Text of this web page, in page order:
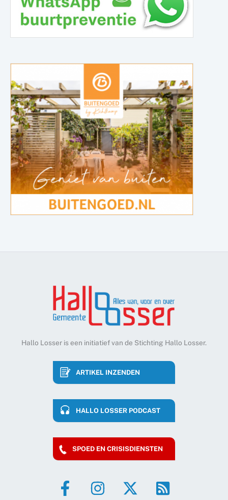
Hallo Losser is een initiatief van de Stichting Hallo Losser.
ARTIKEL INZENDEN
HALLO LOSSER PODCAST
SPOED EN CRISISDIENSTEN